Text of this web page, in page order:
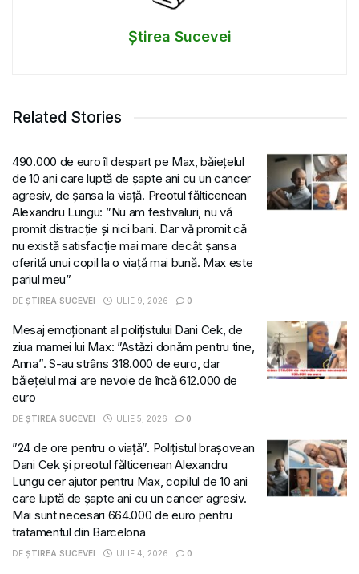
Știrea Sucevei
Related Stories
490.000 de euro îl despart pe Max, băiețelul
de 10 ani care luptă de șapte ani cu un cancer
agresiv, de șansa la viață. Preotul fălticenean
Alexandru Lungu: ”Nu am festivaluri, nu vă
promit distracție și nici bani. Dar vă promit că
nu există satisfacție mai mare decât șansa
oferită unui copil la o viață mai bună. Max este
pariul meu”
DE ȘTIREA SUCEVEI IULIE 9, 2026 0
Mesaj emoționant al polițistului Dani Cek, de
ziua mamei lui Max: ”Astăzi donăm pentru tine,
Anna”. S-au strâns 318.000 de euro, dar
băiețelul mai are nevoie de încă 612.000 de
euro
DE ȘTIREA SUCEVEI IULIE 5, 2026 0
”24 de ore pentru o viață”. Polițistul brașovean
Dani Cek și preotul fălticenean Alexandru
Lungu cer ajutor pentru Max, copilul de 10 ani
care luptă de șapte ani cu un cancer agresiv.
Mai sunt necesari 664.000 de euro pentru
tratamentul din Barcelona
DE ȘTIREA SUCEVEI IULIE 4, 2026 0